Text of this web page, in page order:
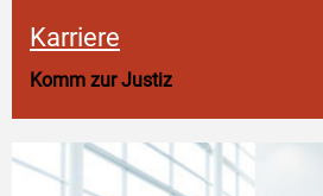
Karriere
Komm zur Justiz